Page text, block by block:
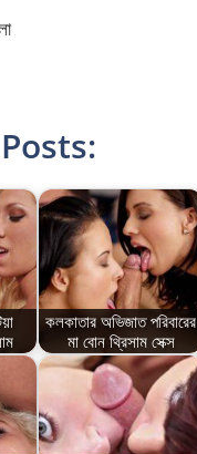
কলকাতার অভিজাত পরিবারের
মা বোন থ্রিসাম সেক্স